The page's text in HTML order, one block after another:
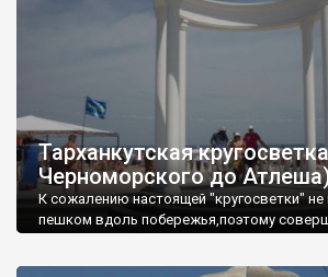
Тарханкутская
Черноморского до
К сожалению настоящей "кругосветки" не
пешком вдоль побережья,поэтому